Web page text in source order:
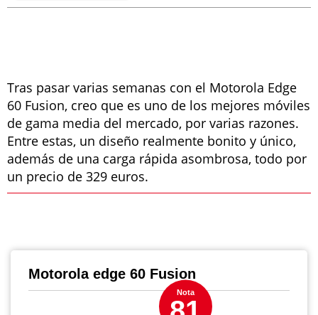
Tras pasar varias semanas con el Motorola Edge
60 Fusion, creo que es uno de los mejores móviles
de gama media del mercado, por varias razones.
Entre estas, un diseño realmente bonito y único,
además de una carga rápida asombrosa, todo por
un precio de 329 euros.
Motorola edge 60 Fusion
Nota